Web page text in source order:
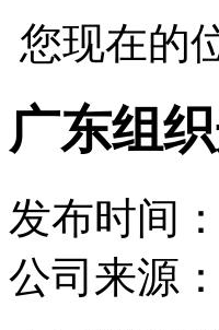
您现在的
广东组
发布时间
公司 来源：